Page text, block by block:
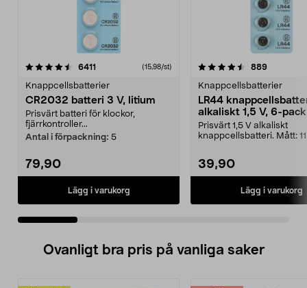
6411 (15,98/st)
Knappcellsbatterier
CR2032 batteri 3 V, litium
Prisvärt batteri för klockor,
fjärrkontroller...
Antal i förpackning: 5
79,90
Lägg i varukorg
4.5 av 5 stjärnor 889
Knappcellsbatterier
LR44
alkaliskt 1,5 V, 6-pack
Prisvärt 1,5 V alkaliskt
knappcellsbatteri. Mått:
39,90
Lägg i varukorg
4.5 av 5 stjärnor
Ovanligt bra pris på vanliga saker